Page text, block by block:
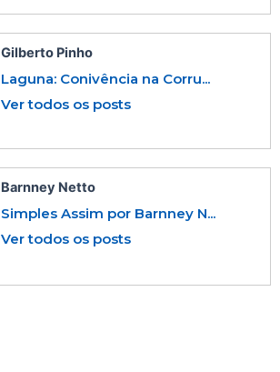
Gilberto Pinho
Laguna: Conivência na Corru...
Ver todos os posts
Barnney Netto
Simples Assim por Barnney N...
Ver todos os posts